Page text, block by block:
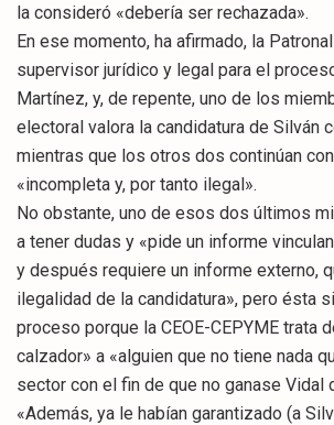
la consideró «debería ser rechazada».
En ese momento, ha afirmado, la
supervisor jurídico y legal para el
Martínez, y, de repente, uno de los
electoral valora la candidatura de Silván
mientras que los otros dos continúan
«incompleta y, por tanto ilegal».
No obstante, uno de esos dos últimos
a tener dudas y «pide un informe
y después requiere un informe externo,
ilegalidad de la candidatura», pero ésta
proceso porque la CEOE-CEPYME trata
calzador» a «alguien que no tiene nada
sector con el fin de que no ganase Vidal
«Además, ya le habían garantizado (a